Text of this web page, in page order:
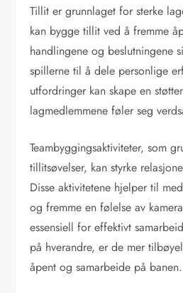
Tillit er grunnlaget for sterke
kan bygge tillit ved å fremme
handlingene og beslutningene
spillerne til å dele personlige
utfordringer kan skape en
lagmedlemmene føler seg
Teambyggingsaktiviteter, som
tillitsøvelser, kan styrke
Disse aktivitetene hjelper til
og fremme en følelse av
essensiell for effektivt
på hverandre, er de mer
åpent og samarbeide på banen.